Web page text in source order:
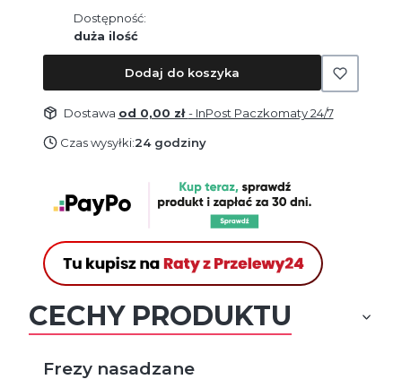
Dostępność:
duża ilość
Dodaj do koszyka
Dostawa od 0,00 zł- InPost Paczkomaty 24/7
Czas wysyłki:24 godziny
CECHY PRODUKTU
Frezy nasadzane